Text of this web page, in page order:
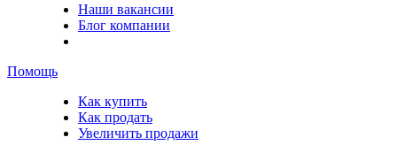
Наши вакансии
Блог компании
Помощь
Как купить
Как продать
Увеличить продажи